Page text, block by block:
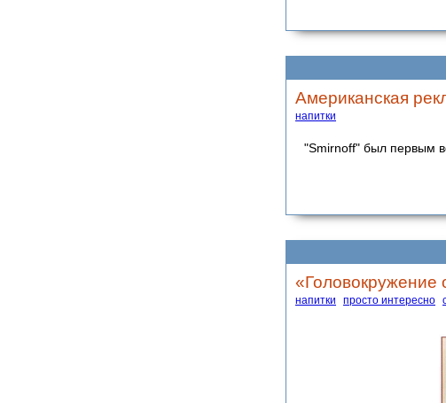
Американская
напитки
"Smirnoff" был первым
«Головокружение
напитки просто интересно